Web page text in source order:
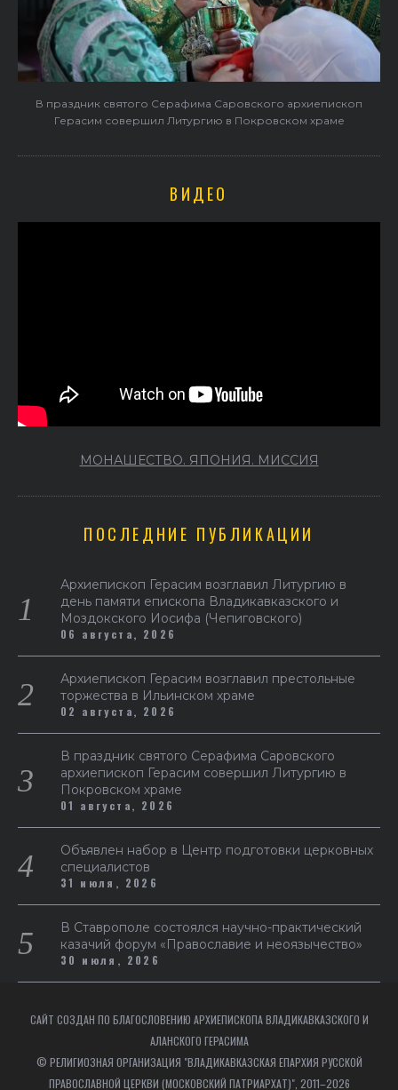
В праздник святого Серафима Саровского архиепископ
Герасим совершил Литургию в Покровском храме
ВИДЕО
МОНАШЕСТВО. ЯПОНИЯ. МИССИЯ
ПОСЛЕДНИЕ ПУБЛИКАЦИИ
Архиепископ Герасим возглавил Литургию в
день памяти епископа Владикавказского и
Моздокского Иосифа (Чепиговского)
06 августа, 2026
Архиепископ Герасим возглавил престольные
торжества в Ильинском храме
02 августа, 2026
В праздник святого Серафима Саровского
архиепископ Герасим совершил Литургию в
Покровском храме
01 августа, 2026
Объявлен набор в Центр подготовки церковных
специалистов
31 июля, 2026
В Ставрополе состоялся научно-практический
казачий форум «Православие и неоязычество»
30 июля, 2026
САЙТ СОЗДАН ПО БЛАГОСЛОВЕНИЮ АРХИЕПИСКОПА ВЛАДИКАВКАЗСКОГО И
АЛАНСКОГО ГЕРАСИМА
© РЕЛИГИОЗНАЯ ОРГАНИЗАЦИЯ "ВЛАДИКАВКАЗСКАЯ ЕПАРХИЯ РУССКОЙ
ПРАВОСЛАВНОЙ ЦЕРКВИ (МОСКОВСКИЙ ПАТРИАРХАТ)", 2011–2026